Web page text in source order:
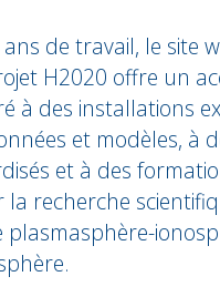
de travail, le site
H2020 offre un
à des installations
et modèles, à
et à des
la recherche
plasmasphère-